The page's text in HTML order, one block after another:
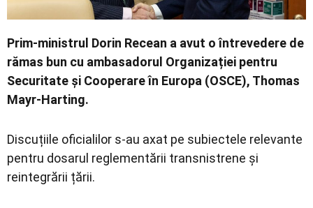
Prim-ministrul Dorin Recean a avut o întrevedere de
rămas bun cu ambasadorul Organizației pentru
Securitate și Cooperare în Europa (OSCE), Thomas
Mayr-Harting.
Discuțiile oficialilor s-au axat pe subiectele relevante
pentru dosarul reglementării transnistrene și
reintegrării țării.